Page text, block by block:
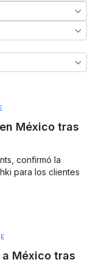
México tras
confirmó la
para los clientes
México tras